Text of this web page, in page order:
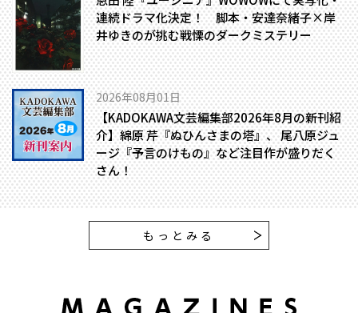
連続ドラマ化決定！ 脚本・安達奈緒子×岸
井ゆきのが挑む戦慄のダークミステリー
2026年08月01日
【KADOKAWA文芸編集部2026年8月の新刊紹
介】綿原 芹『ぬひんさまの塔』、 尾八原ジュ
ージ『予言のけもの』など注目作が盛りだく
さん！
もっとみる